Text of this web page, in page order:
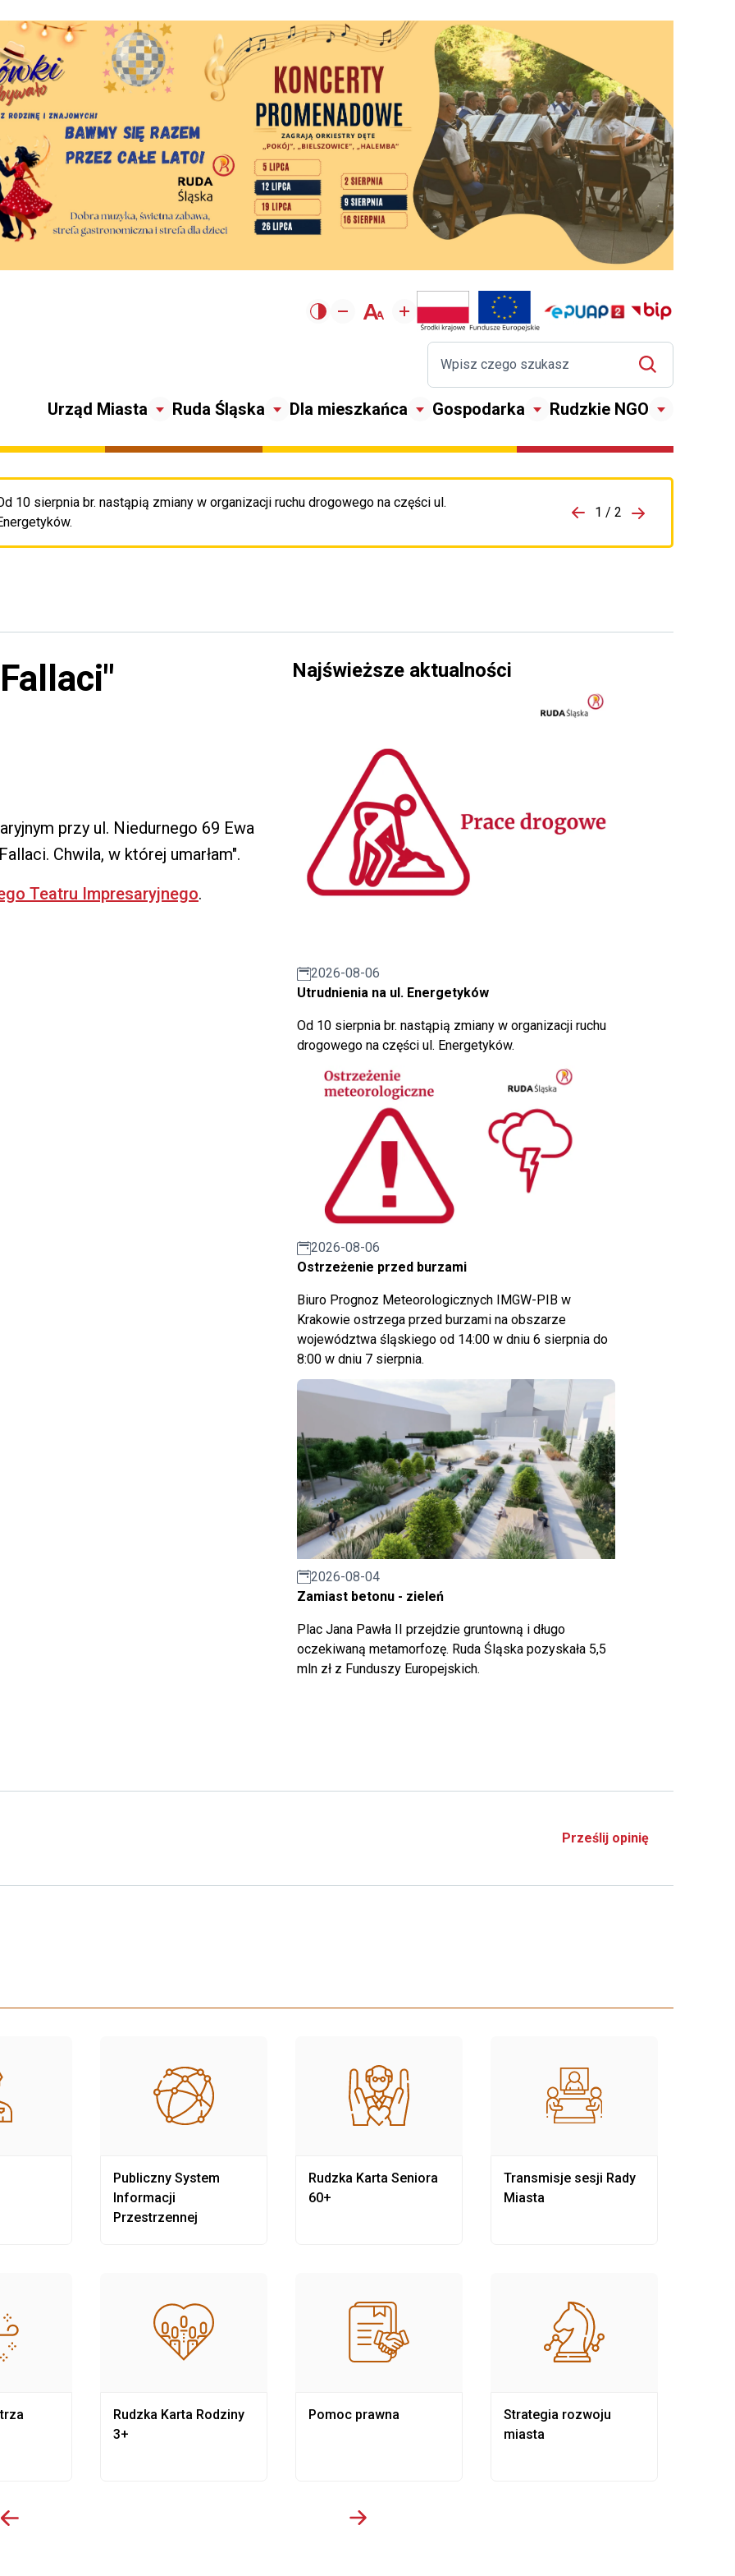
Urząd Miasta Ruda Śląska Dla mieszkańca Gospodarka Rudzkie NGO
10 sierpnia br. nastąpią zmiany w organizacji ruchu drogowego na części ul.Przejdź do porzpedniego komunikatu 1 / 2
Przejdź do
przy ul. Niedurnego 69 Ewa
Chwila, w której umarłam".
Teatru Impresaryjnego.
Najświeższe aktualności
2026-08-06
Utrudnienia na ul. Energetyków
Od 10 sierpnia br. nastąpią zmiany w organizacji ruchu
drogowego na części ul. Energetyków.
2026-08-06
Ostrzeżenie przed burzami
Biuro Prognoz Meteorologicznych IMGW-PIB w
Krakowie ostrzega przed burzami na obszarze
województwa śląskiego od 14:00 w dniu 6 sierpnia do
8:00 w dniu 7 sierpnia.
2026-08-04
Zamiast betonu - zieleń
Plac Jana Pawła II przejdzie gruntowną i długo
oczekiwaną metamorfozę. Ruda Śląska pozyskała 5,5
mln zł z Funduszy Europejskich.
Prześlij opinię
Publiczny System
Informacji
Przestrzennej
Rudzka Karta Rodziny
3+
Rudzka Karta Seniora
60+
Pomoc prawna
Transmisje sesji Rady
Miasta
Strategia rozwoju
miasta